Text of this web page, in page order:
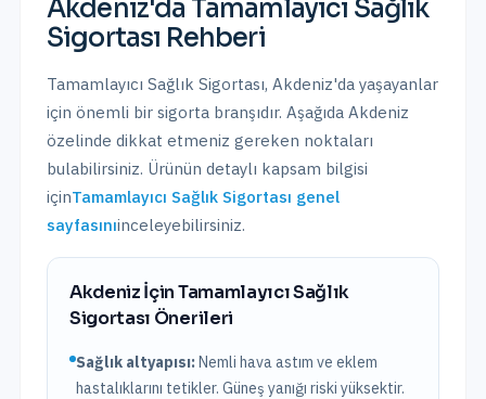
Akdeniz'da Tamamlayıcı Sağlık
Sigortası Rehberi
Tamamlayıcı Sağlık Sigortası, Akdeniz'da yaşayanlar
için önemli bir sigorta branşıdır. Aşağıda Akdeniz
özelinde dikkat etmeniz gereken noktaları
bulabilirsiniz. Ürünün detaylı kapsam bilgisi
içinTamamlayıcı Sağlık Sigortası genel
sayfasınıinceleyebilirsiniz.
AkdenizİçinTamamlayıcı Sağlık
Sigortası Önerileri
Sağlık altyapısı:Nemli hava astım ve eklem
hastalıklarını tetikler. Güneş yanığı riski yüksektir.